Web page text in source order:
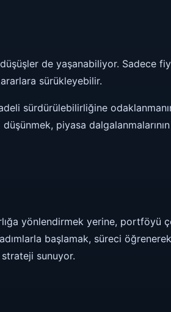
de yaşanabiliyor. Sadece
sürükleyebilir.
sürdürülebilirliğine
piyasa dalgalanmalarının
yönlendirmek yerine, portföyü
başlamak, süreci
strateji sunuyor.